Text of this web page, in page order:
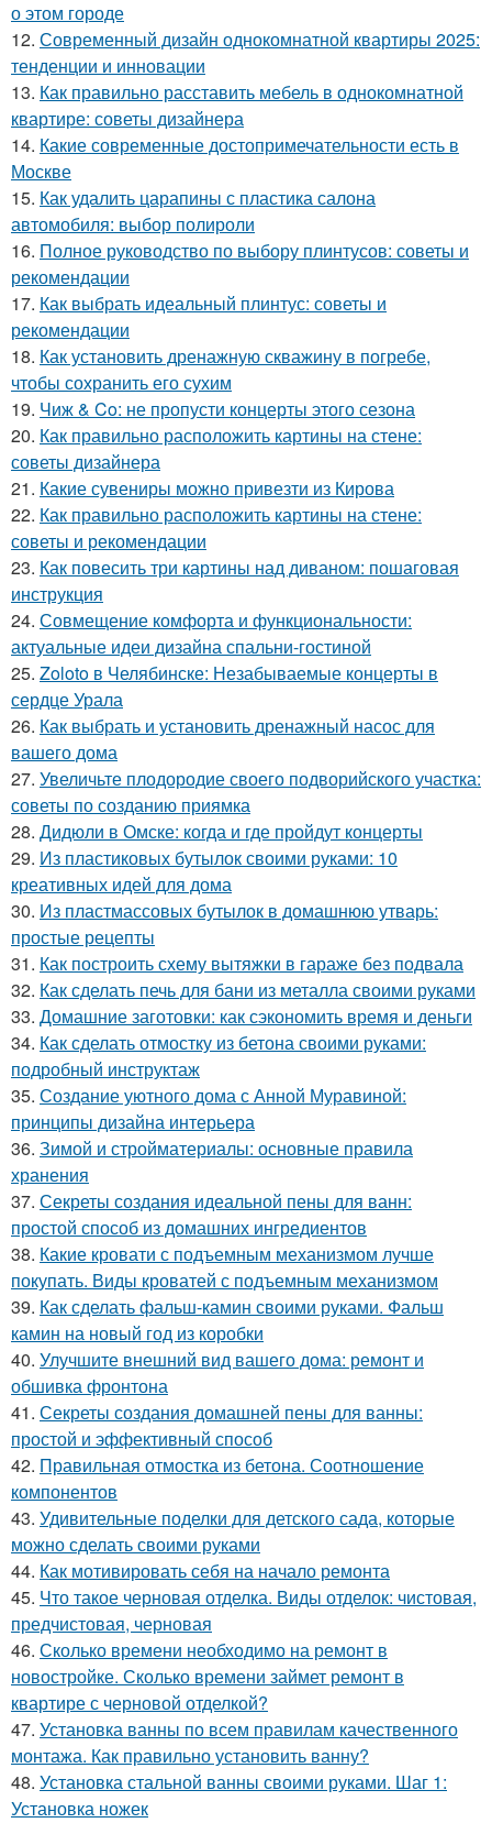
о этом городе
12. Современный дизайн однокомнатной квартиры 2025:
тенденции и инновации
13. Как правильно расставить мебель в однокомнатной
квартире: советы дизайнера
14. Какие современные достопримечательности есть в
Москве
15. Как удалить царапины с пластика салона
автомобиля: выбор полироли
16. Полное руководство по выбору плинтусов: советы и
рекомендации
17. Как выбрать идеальный плинтус: советы и
рекомендации
18. Как установить дренажную скважину в погребе,
чтобы сохранить его сухим
19. Чиж & Co: не пропусти концерты этого сезона
20. Как правильно расположить картины на стене:
советы дизайнера
21. Какие сувениры можно привезти из Кирова
22. Как правильно расположить картины на стене:
советы и рекомендации
23. Как повесить три картины над диваном: пошаговая
инструкция
24. Совмещение комфорта и функциональности:
актуальные идеи дизайна спальни-гостиной
25. Zoloto в Челябинске: Незабываемые концерты в
сердце Урала
26. Как выбрать и установить дренажный насос для
вашего дома
27. Увеличьте плодородие своего подворийского участка:
советы по созданию приямка
28. Дидюли в Омске: когда и где пройдут концерты
29. Из пластиковых бутылок своими руками: 10
креативных идей для дома
30. Из пластмассовых бутылок в домашнюю утварь:
простые рецепты
31. Как построить схему вытяжки в гараже без подвала
32. Как сделать печь для бани из металла своими руками
33. Домашние заготовки: как сэкономить время и деньги
34. Как сделать отмостку из бетона своими руками:
подробный инструктаж
35. Создание уютного дома с Анной Муравиной:
принципы дизайна интерьера
36. Зимой и стройматериалы: основные правила
хранения
37. Секреты создания идеальной пены для ванн:
простой способ из домашних ингредиентов
38. Какие кровати с подъемным механизмом лучше
покупать. Виды кроватей с подъемным механизмом
39. Как сделать фальш-камин своими руками. Фальш
камин на новый год из коробки
40. Улучшите внешний вид вашего дома: ремонт и
обшивка фронтона
41. Секреты создания домашней пены для ванны:
простой и эффективный способ
42. Правильная отмостка из бетона. Соотношение
компонентов
43. Удивительные поделки для детского сада, которые
можно сделать своими руками
44. Как мотивировать себя на начало ремонта
45. Что такое черновая отделка. Виды отделок: чистовая,
предчистовая, черновая
46. Сколько времени необходимо на ремонт в
новостройке. Сколько времени займет ремонт в
квартире с черновой отделкой?
47. Установка ванны по всем правилам качественного
монтажа. Как правильно установить ванну?
48. Установка стальной ванны своими руками. Шаг 1:
Установка ножек